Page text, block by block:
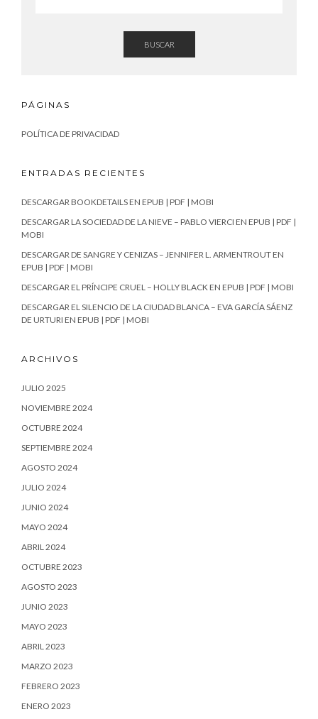
BUSCAR
PÁGINAS
POLÍTICA DE PRIVACIDAD
ENTRADAS RECIENTES
DESCARGAR BOOKDETAILS EN EPUB | PDF | MOBI
DESCARGAR LA SOCIEDAD DE LA NIEVE – PABLO VIERCI EN EPUB | PDF |
MOBI
DESCARGAR DE SANGRE Y CENIZAS – JENNIFER L. ARMENTROUT EN
EPUB | PDF | MOBI
DESCARGAR EL PRÍNCIPE CRUEL – HOLLY BLACK EN EPUB | PDF | MOBI
DESCARGAR EL SILENCIO DE LA CIUDAD BLANCA – EVA GARCÍA SÁENZ
DE URTURI EN EPUB | PDF | MOBI
ARCHIVOS
JULIO 2025
NOVIEMBRE 2024
OCTUBRE 2024
SEPTIEMBRE 2024
AGOSTO 2024
JULIO 2024
JUNIO 2024
MAYO 2024
ABRIL 2024
OCTUBRE 2023
AGOSTO 2023
JUNIO 2023
MAYO 2023
ABRIL 2023
MARZO 2023
FEBRERO 2023
ENERO 2023